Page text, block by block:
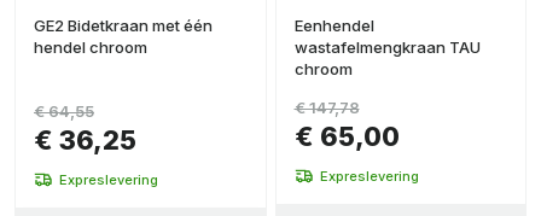
GE2 Bidetkraan met één
hendel chroom
€ 36,25
€ 64,55
Expreslevering
Eenhendel
wastafelmengkraan TAU
chroom
€ 65,00
€ 147,78
Expreslevering